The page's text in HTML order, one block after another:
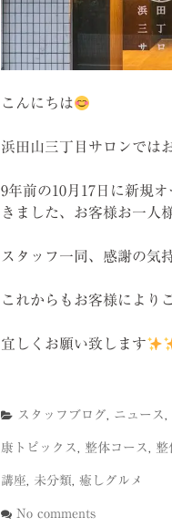
こんにちは
浜田山三丁目サロンでは
9年前の10月17日に新規
きました、お客様お一人
スタッフ一同、感謝の気
これからもお客様により
宜しくお願い致します
スタッフブログ, ニュース ,
康トピックス , 整体コース , 整
講座, 未分類, 癒しグルメ
No comments